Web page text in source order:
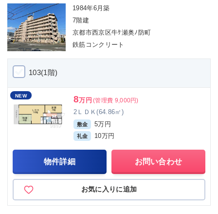
1984年6月築
7階建
京都市西京区牛ｹ瀬奥ﾉ防町
鉄筋コンクリート
103(1階)
NEW 8万円 (管理費 9,000円)
2ＬＤＫ(64.86㎡)
敷金 5万円
礼金 10万円
物件詳細 お問い合わせ
お気に入りに追加